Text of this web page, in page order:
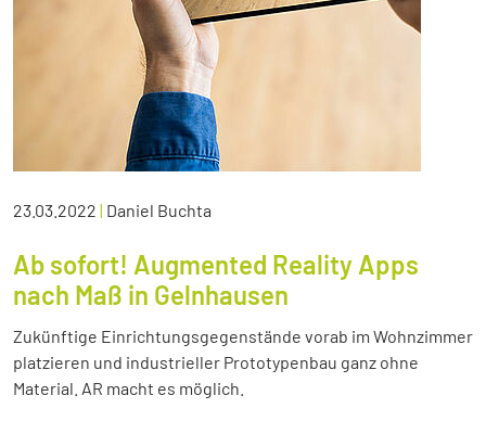
23.03.2022 | Daniel Buchta
Ab sofort! Augmented Reality Apps
nach Maß in Gelnhausen
Zukünftige Einrichtungsgegenstände vorab im Wohnzimmer
platzieren und industrieller Prototypenbau ganz ohne
Material. AR macht es möglich.